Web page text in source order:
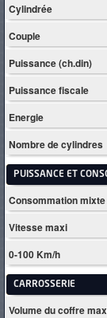
Cylindrée
Couple
Puissance (ch.din)
Puissance fiscale
Energie
Nombre de cylindres
PUISSANCE ET
Consommation mixte
Vitesse maxi
0-100 Km/h
CARROSSERIE
Volume du coffre